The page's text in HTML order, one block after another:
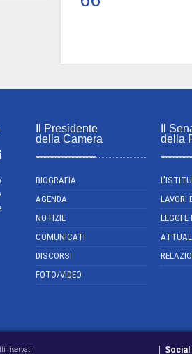
Il Presidente
della Camera
BIOGRAFIA
AGENDA
NOTIZIE
COMUNICATI
DISCORSI
FOTO/VIDEO
Il
della
LAVORI
LEGGI
riservati Social